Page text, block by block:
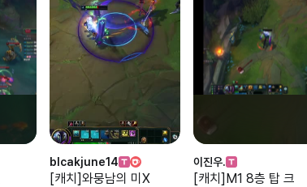
blcakjune14
[캐치]와뭉남의 미X
이진우.
[캐치]M1 8층 탑 크